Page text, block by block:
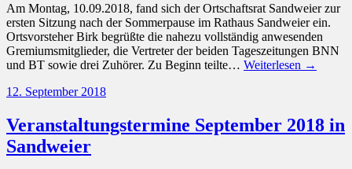
Am Montag, 10.09.2018, fand sich der Ortschaftsrat Sandweier zur
ersten Sitzung nach der Sommerpause im Rathaus Sandweier ein.
Ortsvorsteher Birk begrüßte die nahezu vollständig anwesenden
Gremiumsmitglieder, die Vertreter der beiden Tageszeitungen BNN
und BT sowie drei Zuhörer. Zu Beginn teilte… Weiterlesen →
12. September 2018
Veranstaltungstermine September 2018 in
Sandweier